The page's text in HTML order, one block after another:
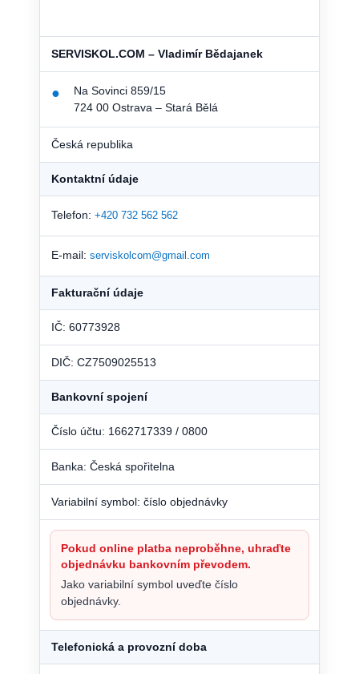
SERVISKOL.COM – Vladimír Bědajanek
●
Na Sovinci 859/15
724 00 Ostrava – Stará Bělá
Česká republika
Kontaktní údaje
Telefon: +420 732 562 562
E-mail: serviskolcom@gmail.com
Fakturační údaje
IČ: 60773928
DIČ: CZ7509025513
Bankovní spojení
Číslo účtu: 1662717339 / 0800
Banka: Česká spořitelna
Variabilní symbol: číslo objednávky
Pokud online platba neproběhne, uhraďte
objednávku bankovním převodem.
Jako variabilní symbol uveďte číslo
objednávky.
Telefonická a provozní doba